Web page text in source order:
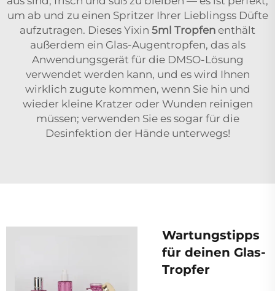
um ab und zu einen Spritzer Ihrer Lieblingss Düfte
aufzutragen. Dieses Yixin 5ml Tropfen enthält
außerdem ein Glas-Augentropfen, das als
Anwendungsgerät für die DMSO-Lösung
verwendet werden kann, und es wird Ihnen
wirklich zugute kommen, wenn Sie hin und
wieder kleine Kratzer oder Wunden reinigen
müssen; verwenden Sie es sogar für die
Desinfektion der Hände unterwegs!
Wartungstipps
für deinen Glas-
Tropfer